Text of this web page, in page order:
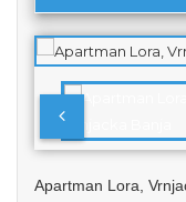
Apartman Lora,